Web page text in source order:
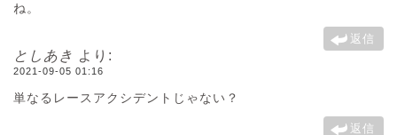
ね。
返信
としあき より:
2021-09-05 01:16
単なるレースアクシデントじゃない？
返信